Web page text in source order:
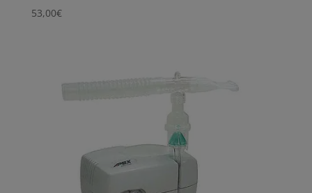
53,00€